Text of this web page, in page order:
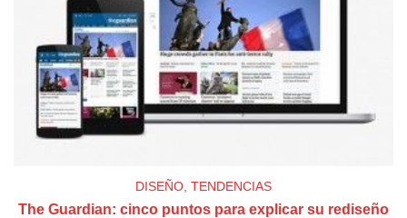
DISEÑO TENDENCIAS
The Guardian: cinco puntos para explicar su rediseño